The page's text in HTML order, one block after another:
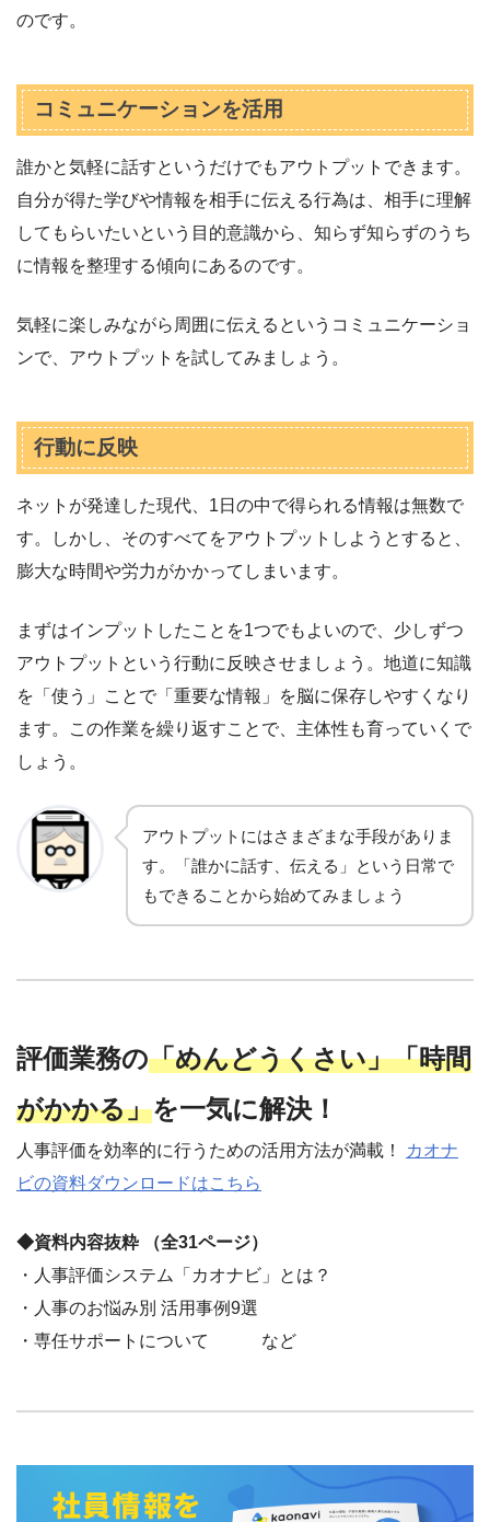
のです。
コミュニケーションを活用
誰かと気軽に話すというだけでもアウトプットできます。
自分が得た学びや情報を相手に伝える行為は、相手に理解
してもらいたいという目的意識から、知らず知らずのうち
に情報を整理する傾向にあるのです。
気軽に楽しみながら周囲に伝えるというコミュニケーショ
ンで、アウトプットを試してみましょう。
行動に反映
ネットが発達した現代、1日の中で得られる情報は無数で
す。しかし、そのすべてをアウトプットしようとすると、
膨大な時間や労力がかかってしまいます。
まずはインプットしたことを1つでもよいので、少しずつ
アウトプットという行動に反映させましょう。地道に知識
を「使う」ことで「重要な情報」を脳に保存しやすくなり
ます。この作業を繰り返すことで、主体性も育っていくで
しょう。
アウトプットにはさまざまな手段がありま
す。「誰かに話す、伝える」という日常で
もできることから始めてみましょう
評価業務の「めんどうくさい」「時間
がかかる」を一気に解決！
人事評価を効率的に行うための活用方法が満載！
カオナ
ビの資料ダウンロードはこちら
◆資料内容抜粋 （全31ページ）
・人事評価システム「カオナビ」とは？
・人事のお悩み別 活用事例9選
・専任サポートについて など